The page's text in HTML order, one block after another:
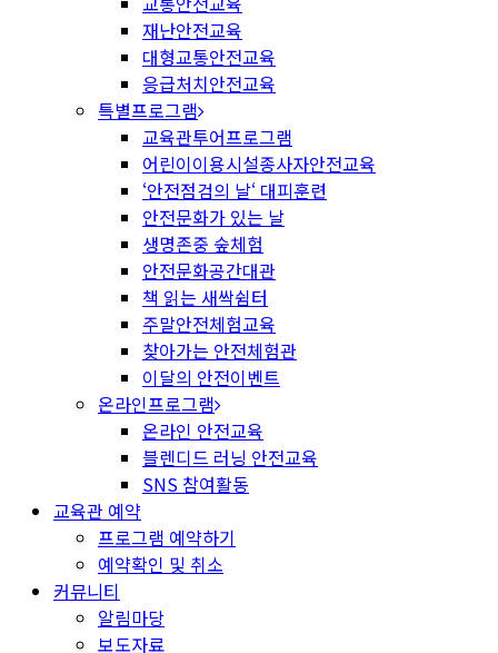
재난안전교육
대형교통안전교육
응급처치안전교육
특별프로그램
교육관투어프로그램
어린이이용시설종사자안전교육
‘안전점검의 날‘ 대피훈련
안전문화가 있는 날
생명존중 숲체험
안전문화공간대관
책 읽는 새싹쉼터
주말안전체험교육
찾아가는 안전체험관
이달의 안전이벤트
온라인프로그램
온라인 안전교육
블렌디드 러닝 안전교육
SNS 참여활동
교육관 예약
프로그램 예약하기
예약확인 및 취소
커뮤니티
알림마당
보도자료